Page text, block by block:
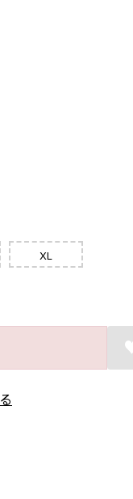
XL